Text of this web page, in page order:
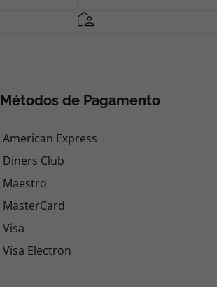
Métodos de Pagamento
American Express
Diners Club
Maestro
MasterCard
Visa
Visa Electron